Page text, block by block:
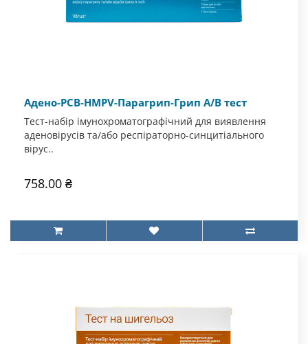
Адено-РСВ-HMPV-Парагрип-Грип А/В тест
Тест-набір імунохроматографічний для виявлення
аденовірусів та/або респіраторно-синцитіального
вірус..
758.00 ₴